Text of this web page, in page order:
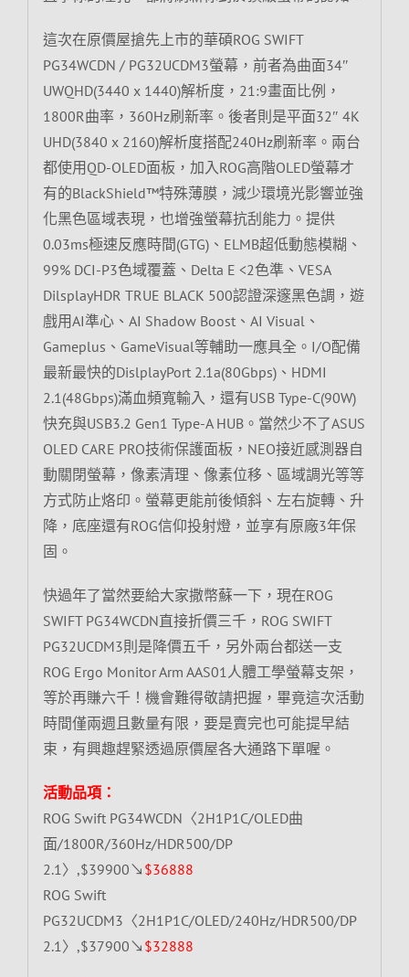
這次在原價屋搶先上市的華碩ROG SWIFT
PG34WCDN / PG32UCDM3螢幕，前者為曲面34″
UWQHD(3440 x 1440)解析度，21:9畫面比例，
1800R曲率，360Hz刷新率。後者則是平面32″ 4K
UHD(3840 x 2160)解析度搭配240Hz刷新率。兩台
都使用QD-OLED面板，加入ROG高階OLED螢幕才
有的BlackShield™特殊薄膜，減少環境光影響並強
化黑色區域表現，也增強螢幕抗刮能力。提供
0.03ms極速反應時間(GTG)、ELMB超低動態模糊、
99% DCI-P3色域覆蓋、Delta E <2色準、VESA
DilsplayHDR TRUE BLACK 500認證深邃黑色調，遊
戲用AI準心、AI Shadow Boost、AI Visual、
Gameplus、GameVisual等輔助一應具全。I/O配備
最新最快的DislplayPort 2.1a(80Gbps)、HDMI
2.1(48Gbps)滿血頻寬輸入，還有USB Type-C(90W)
快充與USB3.2 Gen1 Type-A HUB。當然少不了ASUS
OLED CARE PRO技術保護面板，NEO接近感測器自
動關閉螢幕，像素清理、像素位移、區域調光等等
方式防止烙印。螢幕更能前後傾斜、左右旋轉、升
降，底座還有ROG信仰投射燈，並享有原廠3年保
固。
快過年了當然要給大家撒幣蘇一下，現在ROG
SWIFT PG34WCDN直接折價三千，ROG SWIFT
PG32UCDM3則是降價五千，另外兩台都送一支
ROG Ergo Monitor Arm AAS01人體工學螢幕支架，
等於再賺六千！機會難得敬請把握，畢竟這次活動
時間僅兩週且數量有限，要是賣完也可能提早結
束，有興趣趕緊透過原價屋各大通路下單喔。
活動品項：
ROG Swift PG34WCDN〈2H1P1C/OLED曲
面/1800R/360Hz/HDR500/DP
2.1〉,$39900↘ $36888
ROG Swift
PG32UCDM3〈2H1P1C/OLED/240Hz/HDR500/DP
2.1〉,$37900↘ $32888